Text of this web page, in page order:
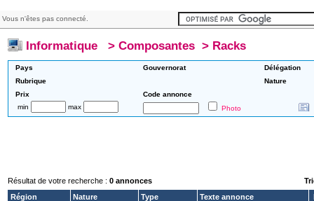
n'êtes pas connecté.
Informatique > Composantes> Racks
Pays Gouvernorat
Délégation
Rubrique
Nature
Prix
Code annonce
min
max Photo
Résultat de votre recherche : 0 annonces
Région
Nature Type Texte annonce